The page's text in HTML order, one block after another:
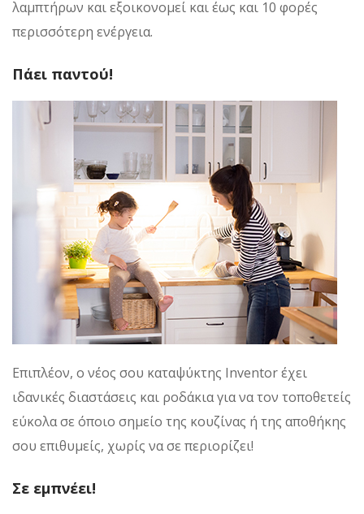
λαμπτήρων και εξοικονομεί και έως και 10 φορές
περισσότερη ενέργεια.
Πάει παντού!
Επιπλέον, ο νέος σου καταψύκτης Inventor έχει
ιδανικές διαστάσεις και ροδάκια για να τον τοποθετείς
εύκολα σε όποιο σημείο της κουζίνας ή της αποθήκης
σου επιθυμείς, χωρίς να σε περιορίζει!
Σε εμπνέει!